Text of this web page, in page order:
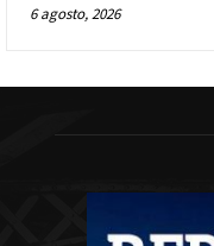
6 agosto, 2026